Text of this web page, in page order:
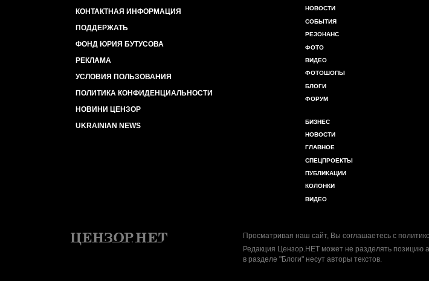
КОНТАКТНАЯ ИНФОРМАЦИЯ
ПОДДЕРЖАТЬ
ФОНД ЮРИЯ БУТУСОВА
РЕКЛАМА
УСЛОВИЯ ПОЛЬЗОВАНИЯ
ПОЛИТИКА КОНФИДЕНЦИАЛЬНОСТИ
НОВИНИ ЦЕНЗОР
UKRAINIAN NEWS
НОВОСТИ
СОБЫТИЯ
РЕЗОНАНС
ФОТО
ВИДЕО
ФОТОШОПЫ
БЛОГИ
ФОРУМ
БИЗНЕС
НОВОСТИ
ГЛАВНОЕ
СПЕЦПРОЕКТЫ
ПУБЛИКАЦИИ
КОЛОНКИ
ВИДЕО
Просматривая наш сайт, Вы соглашаетесь с
Редакция Цензор.НЕТ может не разделять позицию
в разделе "Блоги" несут авторы текстов.